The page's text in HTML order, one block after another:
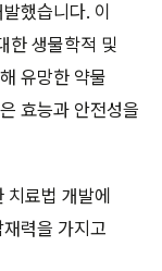
했습니다. 이
한 생물학적 및
유망한 약물
효능과 안전성을
료법 개발에
력을 가지고